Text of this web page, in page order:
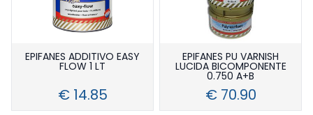
EPIFANES ADDITIVO EASY
FLOW 1 LT
€ 14.85
EPIFANES PU VARNISH
LUCIDA BICOMPONENTE
0.750 A+B
€ 70.90